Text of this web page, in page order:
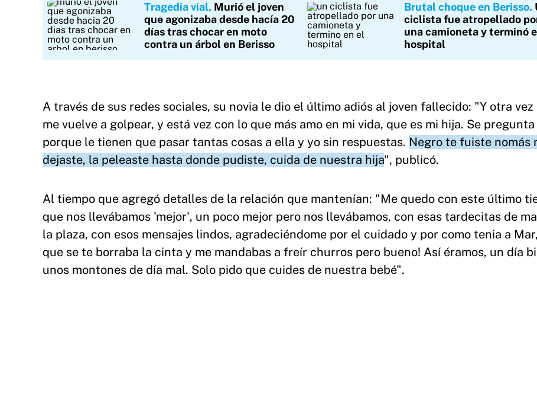
Tragedia vial Murió el joven
que agonizaba desde hacía 20
días tras chocar en moto
contra un árbol en Berisso
Brutal choque en Berisso
ciclista fue atropellado
una camioneta y terminó
hospital
A través de sus redes sociales, su novia le dio el último adiós al joven fallecido: "Y otra vez
me vuelve a golpear, y está vez con lo que más amo en mi vida, que es mi hija. Se pregunta
porque le tienen que pasar tantas cosas a ella y yo sin respuestas. Negro te fuiste nomás
dejaste, la peleaste hasta donde pudiste, cuida de nuestra hija", publicó.
Al tiempo que agregó detalles de la relación que mantenían: "Me quedo con este último
que nos llevábamos 'mejor', un poco mejor pero nos llevábamos, con esas tardecitas de
la plaza, con esos mensajes lindos, agradeciéndome por el cuidado y por como tenia a
que se te borraba la cinta y me mandabas a freír churros pero bueno! Así éramos, un día
unos montones de día mal. Solo pido que cuides de nuestra bebé".